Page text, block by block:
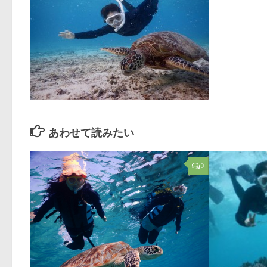
あわせて読みたい
0